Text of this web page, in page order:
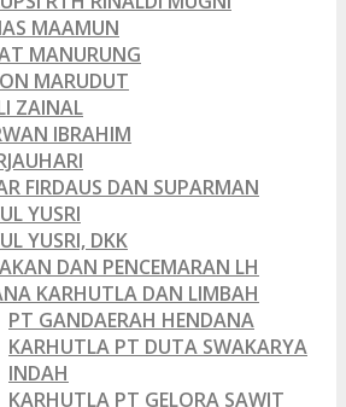
MAAMUN
MANURUNG
MARUDUT
ZAINAL
IBRAHIM
FIRDAUS DAN SUPARMAN
YUSRI
YUSRI, DKK
DAN PENCEMARAN LH
KARHUTLA DAN LIMBAH
PT GANDAERAH HENDANA
KARHUTLA PT DUTA SWAKARYA
INDAH
KARHUTLA PT GELORA SAWIT